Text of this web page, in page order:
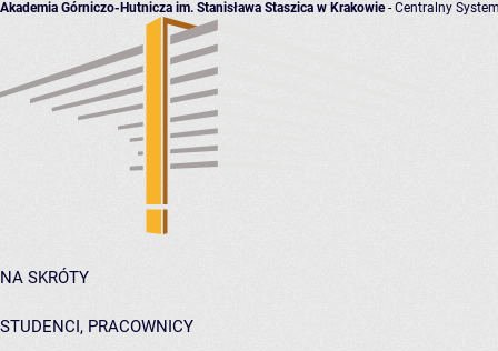
Akademia Górniczo-Hutnicza im. Stanisława Staszica w Krakowie- Centralny
NA SKRÓTY
STUDENCI, PRACOWNICY